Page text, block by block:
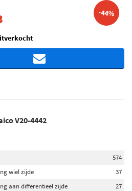
-44%
V20-4442
574
wiel zijde
37
aan differentieel zijde
27